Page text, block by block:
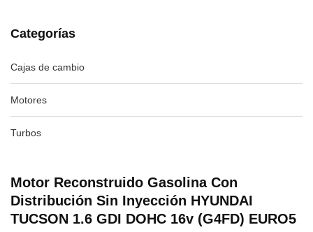
Categorías
Cajas de cambio
Motores
Turbos
Motor Reconstruido Gasolina Con
Distribución Sin Inyección HYUNDAI
TUCSON 1.6 GDI DOHC 16v (G4FD) EURO5